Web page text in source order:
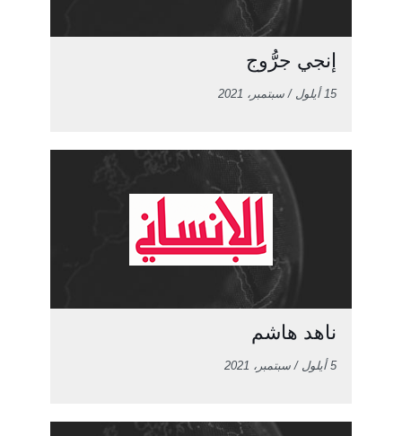
إنجي جرُّوج
15 أيلول / سبتمبر، 2021
ناهد هاشم
5 أيلول / سبتمبر، 2021